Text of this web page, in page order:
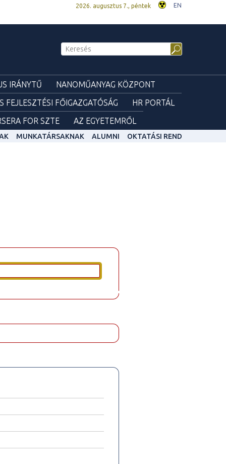
2026. augusztus 7., péntek EN
IRÁNYTŰ
NANOMŰANYAG KÖZPONT
FEJLESZTÉSI FŐIGAZGATÓSÁG
HR PORTÁL
FOR SZTE AZ EGYETEMRŐL
MUNKATÁRSAKNAK ALUMNI OKTATÁSI REND